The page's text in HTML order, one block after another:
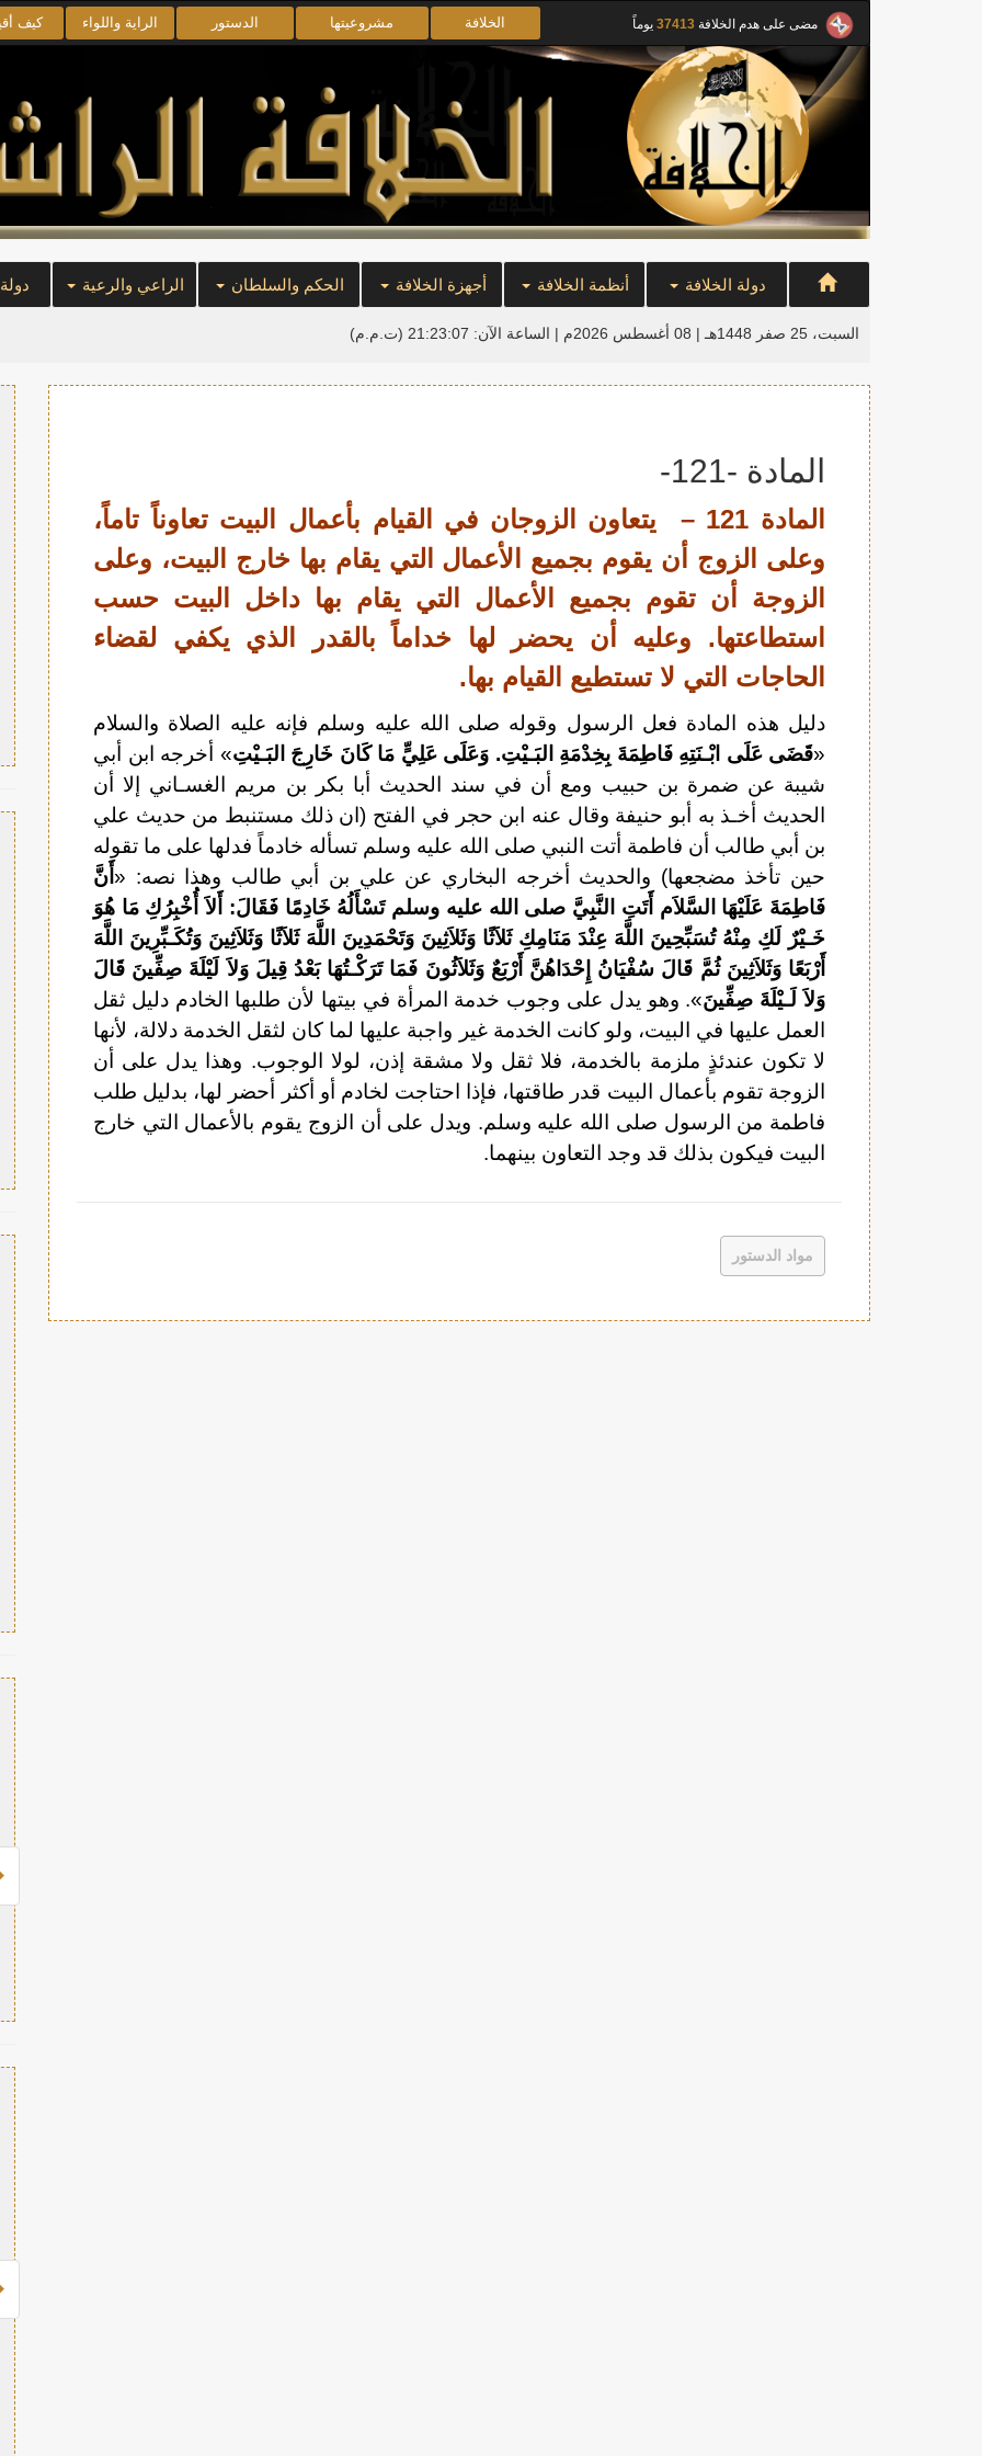
مضى على هدم الخلافة 37413 يوماً الخلافة مشروعيتها الدستور الراية واللواء كيف
دولة الخلافة أنظمة الخلافة أجهزة الخلافة الحكم والسلطان الراعي والرعية
السبت، 25 صفر 1448هـ | 08 أغسطس 2026م | الساعة الآن: 21:23:07 (ت.م.م)
المادة -121-
المادة 121 – يتعاون الزوجان في القيام بأعمال البيت تعاوناً تاماً،
وعلى الزوج أن يقوم بجميع الأعمال التي يقام بها خارج البيت، وعلى
الزوجة أن تقوم بجميع الأعمال التي يقام بها داخل البيت حسب
استطاعتها. وعليه أن يحضر لها خداماً بالقدر الذي يكفي لقضاء
الحاجات التي لا تستطيع القيام بها.
دليل هذه المادة فعل الرسول وقوله صلى الله عليه وسلم فإنه عليه الصلاة والسلام
«قَضَى عَلَى ابْـنَتِهِ فَاطِمَةَ بِخِدْمَةِ البَـيْتِ. وَعَلَى عَلِيٍّ مَا كَانَ خَارِجَ البَـيْتِ» أخرجه ابن أبي
شيبة عن ضمرة بن حبيب ومع أن في سند الحديث أبا بكر بن مريم الغسـاني إلا أن
الحديث أخـذ به أبو حنيفة وقال عنه ابن حجر في الفتح (ان ذلك مستنبط من حديث علي
بن أبي طالب أن فاطمة أتت النبي صلى الله عليه وسلم تسأله خادماً فدلها على ما تقوله
حين تأخذ مضجعها) والحديث أخرجه البخاري عن علي بن أبي طالب وهذا نصه: « أَنَّ
فَاطِمَةَ عَلَيْهَا السَّلاَم أَتَتِ النَّبِيَّ صلى الله عليه وسلم تَسْأَلُهُ خَادِمًا فَقَالَ: أَلاَ أُخْبِرُكِ مَا هُوَ
خَـيْرٌ لَكِ مِنْهُ تُسَبِّحِينَ اللَّهَ عِنْدَ مَنَامِكِ ثَلاَثًا وَثَلاَثِينَ وَتَحْمَدِينَ اللَّهَ ثَلاَثًا وَثَلاَثِينَ وَتُكَـبِّرِينَ اللَّهَ
أَرْبَعًا وَثَلاَثِينَ ثُمَّ قَالَ سُفْيَانُ إِحْدَاهُنَّ أَرْبَعٌ وَثَلاَثُونَ فَمَا تَرَكْـتُهَا بَعْدُ قِيلَ وَلاَ لَيْلَةَ صِفِّينَ قَالَ
وَلاَ لَـيْلَةَ صِفِّينَ». وهو يدل على وجوب خدمة المرأة في بيتها لأن طلبها الخادم دليل ثقل
العمل عليها في البيت، ولو كانت الخدمة غير واجبة عليها لما كان لثقل الخدمة دلالة، لأنها
لا تكون عندئذٍ ملزمة بالخدمة، فلا ثقل ولا مشقة إذن، لولا الوجوب. وهذا يدل على أن
الزوجة تقوم بأعمال البيت قدر طاقتها، فإذا احتاجت لخادم أو أكثر أحضر لها، بدليل طلب
فاطمة من الرسول صلى الله عليه وسلم. ويدل على أن الزوج يقوم بالأعمال التي خارج
البيت فيكون بذلك قد وجد التعاون بينهما.
مواد الدستور